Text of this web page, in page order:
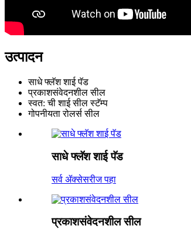
उत्पादन
साधे फ्लॅश शाई पॅड
प्रकाशसंवेदनशील सील
स्वत: ची शाई सील स्टॅम्प
गोपनीयता रोलर्स सील
साधे फ्लॅश शाई पॅड
सर्व ॲक्सेसरीज पहा
प्रकाशसंवेदनशील सील